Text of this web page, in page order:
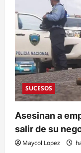
SUCESOS
Asesinan a
salir de su
Maycol Lopez